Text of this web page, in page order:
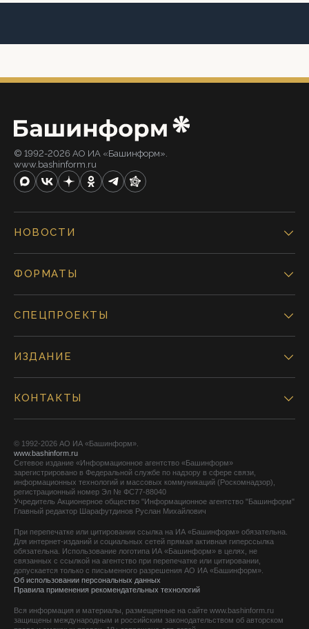
© 1992-2026 АО ИА «Башинформ».
www.bashinform.ru
НОВОСТИ
ФОРМАТЫ
СПЕЦПРОЕКТЫ
ИЗДАНИЕ
КОНТАКТЫ
© 1992-2026 АО ИА «Башинформ».
www.bashinform.ru
Сетевое издание «Информационное агентство «Башинформ»
зарегистрировано в Федеральной службе по надзору в сфере связи,
информационных технологий и массовых коммуникаций (Роскомнадзор),
регистрационный номер Эл № ФС77-88040
Учредитель Акционерное общество "Информационное агентство "Башинформ"
Главный редактор Шарафутдинов Руслан Михайлович
При перепечатке или цитировании ссылка на ИА «Башинформ» обязательна.
Для интернет-изданий и социальных сетей прямая активная гиперссылка
обязательна. Использование логотипа ИА «Башинформ» в целях, не
связанных с ссылкой на агентство при перепечатке или цитировании,
допускается только с письменного разрешения АО ИА «Башинформ».
Об использовании персональных данных
Правила применения рекомендательных технологий
Вся информация и материалы, размещенные на сайте www.bashinform.ru
защищены международным и российским законодательством об авторском